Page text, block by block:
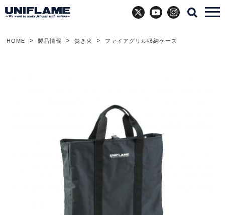
X YouTubeInstagram
HOME 製品情報 焚き火 ファイアグリル収納ケース